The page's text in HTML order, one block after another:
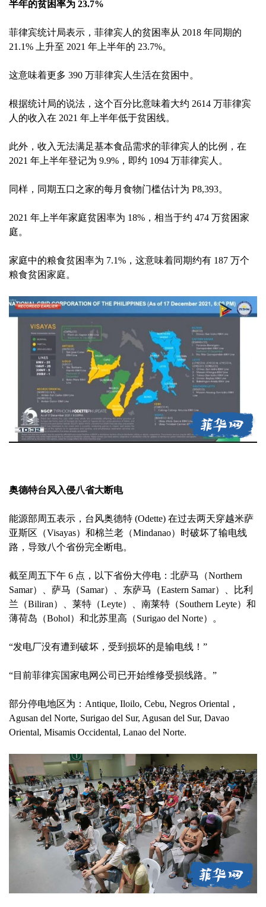
半年的贫困率为 23.7%
菲律宾统计局表示，菲律宾人的贫困率从 2018 年同期的
21.1% 上升至 2021 年上半年的 23.7%。
这意味着更多 390 万菲律宾人生活在贫困中。
根据统计局的说法，这个百分比意味着大约 2614 万菲律宾
人的收入在 2021 年上半年低于贫困线。
此外，收入无法满足基本食品需求的菲律宾人的比例，在
2021 年上半年登记为 9.9%，即约 1094 万菲律宾人。
同样，同期五口之家的每月食物门槛估计为 P8,393。
2021 年上半年家庭贫困率为 18%，相当于约 474 万贫困家
庭。
家庭中的粮食贫困率为 7.1%，这意味着同期约有 187 万个
粮食贫困家庭。
奥德特台风入侵八省大断电
能源部周五表示，台风奥德特 (Odette) 在过去两天穿越米萨
亚斯区（Visayas）和棉兰老（Mindanao）时破坏了输电线
路，导致八个省份完全断电。
截至周五下午 6 点，以下省份大停电：北萨马（Northern
Samar）、萨马（Samar）、东萨马（Eastern Samar）、比利
兰（Biliran）、莱特（Leyte）、南莱特（Southern Leyte）和
薄荷岛（Bohol）和北苏里高（Surigao del Norte）。
“发电厂没有遭到破坏，受到损坏的是输电线！”
“目前菲律宾国家电网公司已开始维修受损线路。”
部分停电地区为：Antique, Iloilo, Cebu, Negros Oriental，
Agusan del Norte, Surigao del Sur, Agusan del Sur, Davao
Oriental, Misamis Occidental, Lanao del Norte.